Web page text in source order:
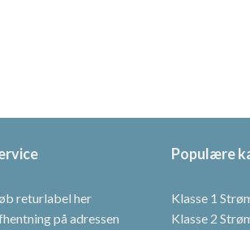
vælges
returlabel her
på adressen
Populære
Klasse 1
Klasse 2